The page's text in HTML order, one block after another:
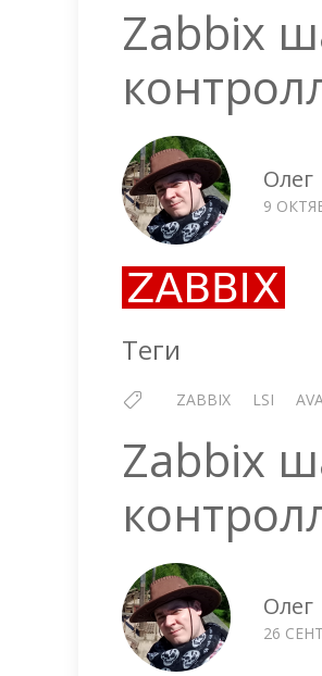
Zabbix
Олег
9
Теги
ZABBIX LSI
Zabbix
Олег
26